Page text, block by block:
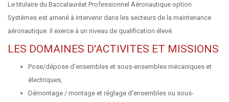
Le titulaire du Baccalauréat Professionnel Aéronautique option
Systèmes est amené à intervenir dans les secteurs de la maintenance
aéronautique. Il exerce à un niveau de qualification élevé.
LES DOMAINES D'ACTIVITES ET MISSIONS
Pose/dépose d'ensembles et sous-ensembles mécaniques et
électriques,
Démontage / montage et réglage d'ensembles ou sous-